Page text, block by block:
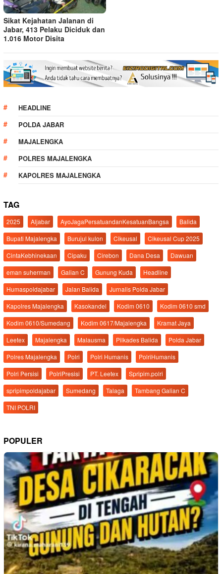
Sikat Kejahatan Jalanan di
Jabar, 413 Pelaku Diciduk dan
1.016 Motor Disita
HEADLINE
POLDA JABAR
MAJALENGKA
POLRES MAJALENGKA
KAPOLRES MAJALENGKA
TAG
2025 Aljabar AyoJagaPersatuandanKesatuanBangsa
Balida
Bupati Majalengka
Burujul kulon Cikeusal
Cikeusal Cup 2025
CintaKebhinekaan
Cipaku Cirebon Dana Desa
Dawuan
eman suherman
Galian C Gunung Kuda
Headline
Humaspoldajabar
Jalan Balida
Jurnalis Polda Jabar
Kapolres Majalengka
Kasokandel Kodim 0610
Kodim 0610 smd
Kodim 0610/Sumedang
Kodim 0617/Majalengka
Kramat Jaya
Leetex
Majalengka Malausma Pilkades Balida
Polda Jabar
Polres Majalengka
Polri Polri Humanis
PolriHumanis
Polri Persisi
PolriPresisi PT. Leetex
Spripim.polri
spripimpoldajabar
Sumedang Talaga
Tambang Galian C
TNI POLRI
POPULER